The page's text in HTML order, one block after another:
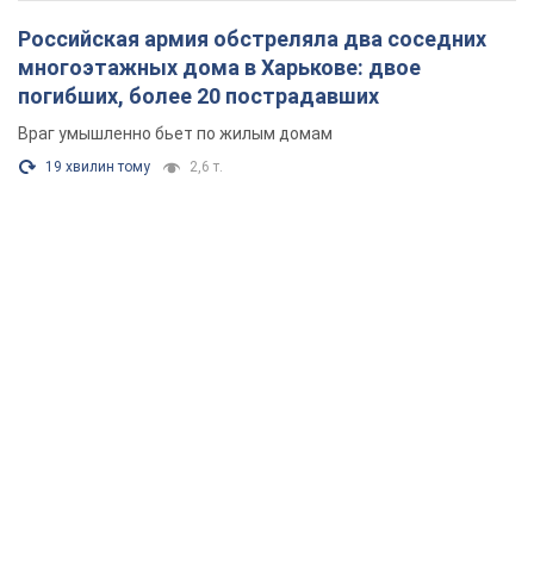
Российская армия обстреляла два соседних
многоэтажных дома в Харькове: двое
погибших, более 20 пострадавших
Враг умышленно бьет по жилым домам
19 хвилин тому 2,6 т.